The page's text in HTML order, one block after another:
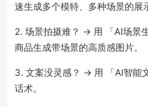
速生成多个模特、多种场景的展
2. 场景拍摄难？ → 用 「AI场景
商品生成带场景的高质感图片。
3. 文案没灵感？ → 用 「AI智能
话术。